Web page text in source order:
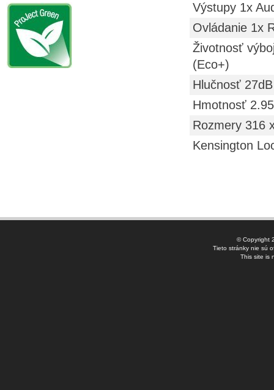
Výstupy 1x
Ovládanie 1x
Životnosť
(Eco+)
Hlučnosť 27dB
Hmotnosť
Rozmery 316
Kensington
© Copyright
Tieto stránky nie sú
This site is